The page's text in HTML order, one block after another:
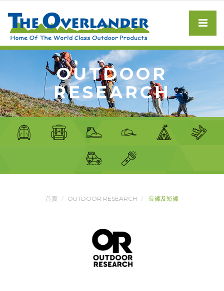
OUTDOOR
RESEARCH
首頁 OUTDOOR RESEARCH 長褲及短褲